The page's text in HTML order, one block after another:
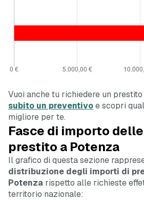
Vuoi anche tu richiedere un
subito un preventivoe scopri
migliore per te.
Fasce di importo
prestito a Potenza
Il grafico di questa sezione
distribuzione degli importi di
Potenza rispetto alle richieste
territorio nazionale: